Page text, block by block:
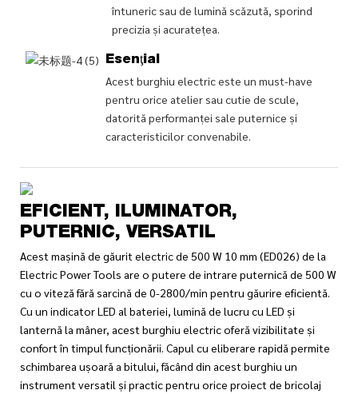
întuneric sau de lumină scăzută, sporind
precizia și acuratețea.
Esenţial
Acest burghiu electric este un must-have
pentru orice atelier sau cutie de scule,
datorită performanței sale puternice și
caracteristicilor convenabile.
EFICIENT, ILUMINATOR,
PUTERNIC, VERSATIL
Acest mașină de găurit electric de 500 W 10 mm (ED026) de la
Electric Power Tools are o putere de intrare puternică de 500 W
cu o viteză fără sarcină de 0-2800/min pentru găurire eficientă.
Cu un indicator LED al bateriei, lumină de lucru cu LED și
lanternă la mâner, acest burghiu electric oferă vizibilitate și
confort în timpul funcționării. Capul cu eliberare rapidă permite
schimbarea ușoară a bitului, făcând din acest burghiu un
instrument versatil și practic pentru orice proiect de bricolaj